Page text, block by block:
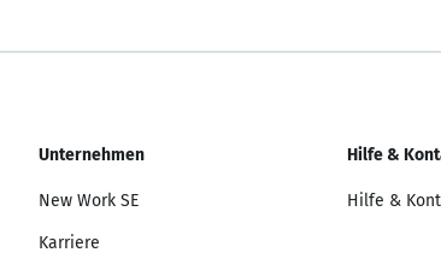
Unternehmen
New Work SE
Karriere
Hilfe &
Hilfe &